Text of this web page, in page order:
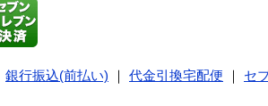
銀行振込(前払い) 代金引換宅配便
セ